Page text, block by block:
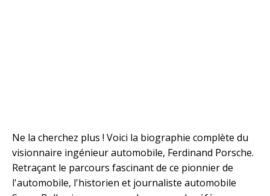
Ne la cherchez plus ! Voici la biographie complète du
visionnaire ingénieur automobile, Ferdinand Porsche.
Retraçant le parcours fascinant de ce pionnier de
l'automobile, l'historien et journaliste automobile